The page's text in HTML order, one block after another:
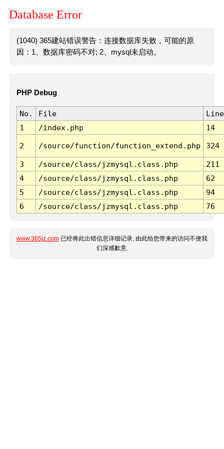
Database Error
(1040) 365建站错误警告：连接数据库失败，可能的原
因：1、数据库密码不对; 2、mysql未启动。
PHP Debug
No. File
Line
1
/index.php 14
2 /source/function/function_extend.php 324
3 /source/class/jzmysql.class.php
211
4
/source/class/jzmysql.class.php
62
5
/source/class/jzmysql.class.php
94
6
/source/class/jzmysql.class.php 76
www.365jz.com 已经将此出错信息详细记录, 由此给您带来的访问不便我
们深感歉意.